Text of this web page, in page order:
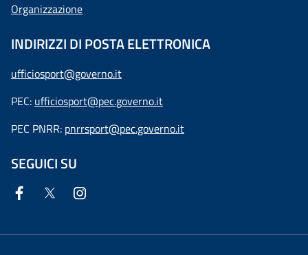
Organizzazione
INDIRIZZI DI POSTA ELETTRONICA
ufficiosport@governo.it
PEC: ufficiosport@pec.governo.it
PEC PNRR: pnrrsport@pec.governo.it
SEGUICI SU